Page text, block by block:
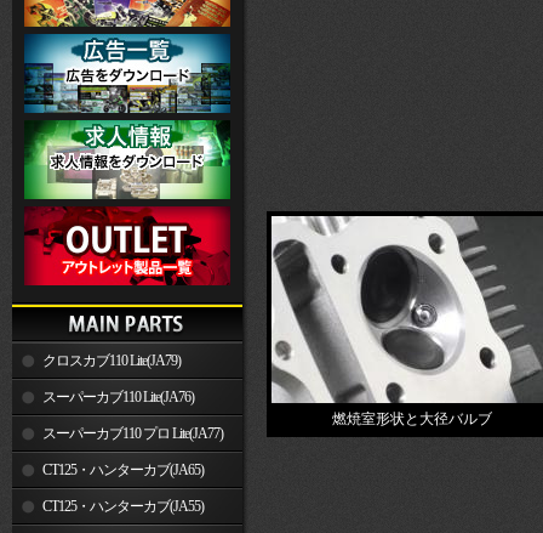
クロスカブ110 Lite(JA79)
スーパーカブ110 Lite(JA76)
スーパーカブ110 プロ Lite(JA77)
CT125・ハンターカブ(JA65)
CT125・ハンターカブ(JA55)
燃焼室形状と大径バルブ